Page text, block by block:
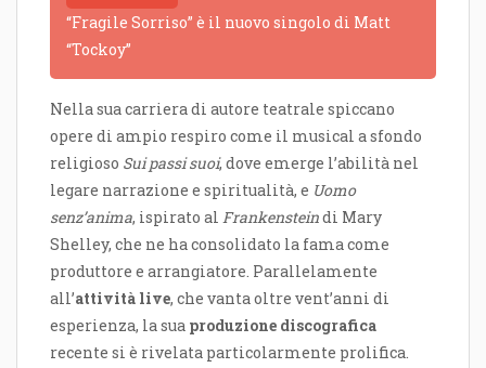
“Fragile Sorriso” è il nuovo singolo di Matt
“Tockoy”
Nella sua carriera di autore teatrale spiccano
opere di ampio respiro come il musical a sfondo
religioso Sui passi suoi, dove emerge l’abilità nel
legare narrazione e spiritualità, e Uomo
senz’anima, ispirato al Frankensteindi Mary
Shelley, che ne ha consolidato la fama come
produttore e arrangiatore. Parallelamente
all’attività live, che vanta oltre vent’anni di
esperienza, la sua produzione discografica
recente si è rivelata particolarmente prolifica.